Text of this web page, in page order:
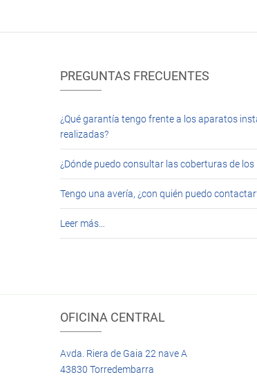
PREGUNTAS FRECUENTES
¿Qué garantía tengo frente a los aparatos
realizadas?
¿Dónde puedo consultar las coberturas de
Tengo una avería, ¿con quién puedo
Leer más…
OFICINA CENTRAL
Avda. Riera de Gaia 22 nave A
43830 Torredembarra